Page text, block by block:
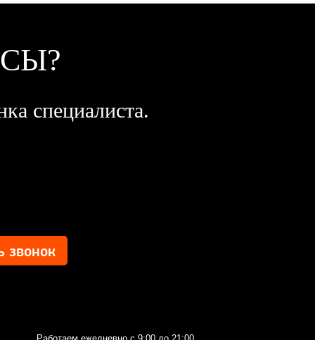
специалиста.